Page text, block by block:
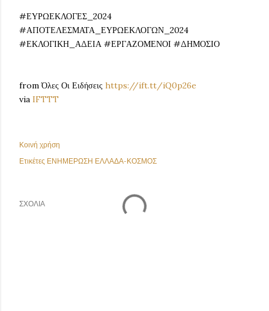
#ΕΥΡΩΕΚΛΟΓΕΣ_2024
#ΑΠΟΤΕΛΕΣΜΑΤΑ_ΕΥΡΩΕΚΛΟΓΩΝ_2024
#ΕΚΛΟΓΙΚΗ_ΑΔΕΙΑ #ΕΡΓΑΖΟΜΕΝΟΙ #ΔΗΜΟΣΙΟ
from Όλες Οι Ειδήσεις https://ift.tt/iQ0p26e
via IFTTT
Κοινή χρήση
Ετικέτες ΕΝΗΜΕΡΩΣΗ ΕΛΛΑΔΑ-ΚΟΣΜΟΣ
ΣΧΌΛΙΑ